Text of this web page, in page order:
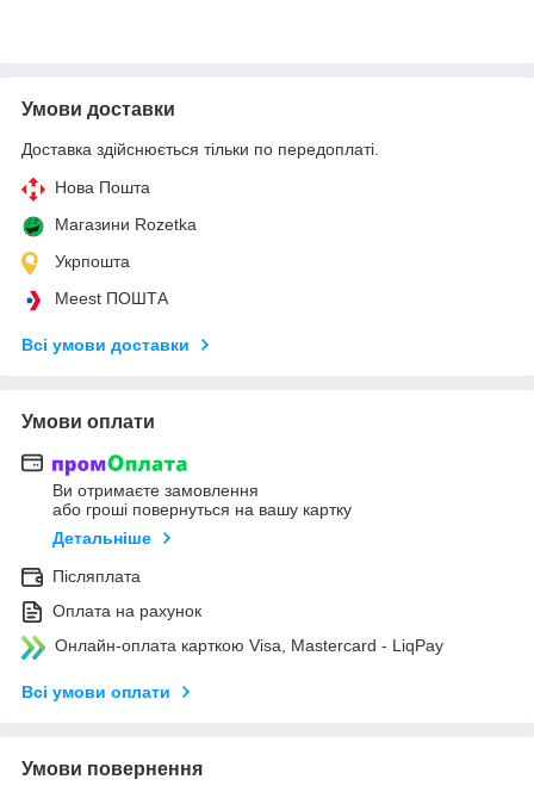
Умови доставки
Доставка здійснюється тільки по передоплаті.
Нова Пошта
Магазини Rozetka
Укрпошта
Meest ПОШТА
Всі умови доставки
Умови оплати
Ви отримаєте замовлення
або гроші повернуться на вашу картку
Детальніше
Післяплата
Оплата на рахунок
Онлайн-оплата карткою Visa, Mastercard - LiqPay
Всі умови оплати
Умови повернення